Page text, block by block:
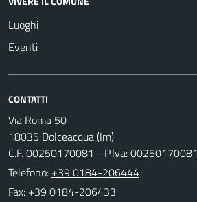
Luoghi
Eventi
CONTATTI
Via Roma 50
18035 Dolceacqua (Im)
C.F. 00250170081 - P.Iva: 00250170081
Telefono: +39 0184-206444
Fax: +39 0184-206433